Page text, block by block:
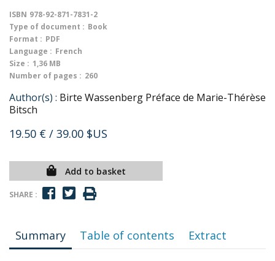
ISBN 978-92-871-7831-2
Type of document : Book
Format : PDF
Language : French
Size : 1,36 MB
Number of pages : 260
Author(s) : Birte Wassenberg Préface de Marie-Thérèse
Bitsch
19.50 € / 39.00 $US
Add to basket
SHARE :
Summary Table of contents Extract